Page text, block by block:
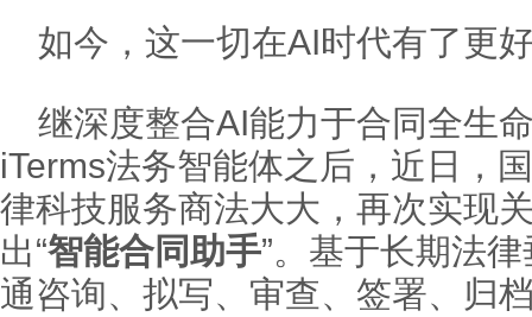
如今，这一切在AI时代有了更
继深度整合AI能力于合同全生
iTerms法务智能体之后，近日，
律科技服务商法大大，再次实
出“智能合同助手”。基于长期法
通咨询、拟写、审查、签署、归